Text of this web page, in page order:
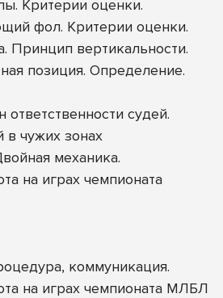
Критерии оценки.
фол. Критерии оценки.
Принцип вертикальности.
позиция. Определение.
судей.
чужих зонах
механика.
на играх чемпионата
коммуникация.
на играх чемпионата МЛБЛ